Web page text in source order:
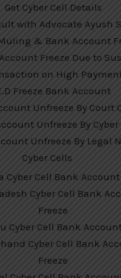
Get Cyber Cell Details
with Advocate Ayush
& Bank Account
Freeze Due to
on High
Freeze Bank Account
Unfreeze By Court
Unfreeze By Cyber
Unfreeze By Legal
Cyber Cells
Cyber Cell Bank Account
Cyber Cell Bank
Freeze
Cyber Cell Bank
Cyber Cell Bank
Freeze